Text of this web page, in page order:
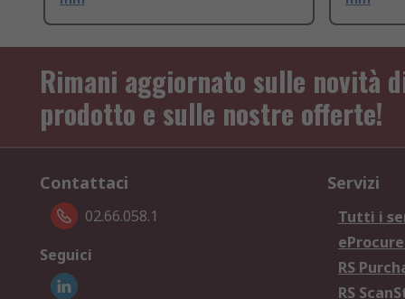
Rimani aggiornato sulle novità
prodotto e sulle nostre offerte!
Contattaci
02.66.058.1
Seguici
Servizi
Tutti i
RS
RS